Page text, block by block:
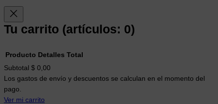
Tu carrito (artículos: 0)
Productos
del
carrito
Producto Detalles Total
Subtotal $ 0,00
Los gastos de envío y descuentos se calculan en el momento del
pago.
Ver mi carrito